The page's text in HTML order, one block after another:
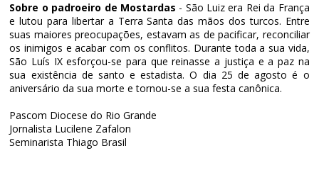
Sobre o padroeiro de Mostardas - São Luiz era Rei da França
e lutou para libertar a Terra Santa das mãos dos turcos. Entre
suas maiores preocupações, estavam as de pacificar, reconciliar
os inimigos e acabar com os conflitos. Durante toda a sua vida,
São Luís IX esforçou-se para que reinasse a justiça e a paz na
sua existência de santo e estadista. O dia 25 de agosto é o
aniversário da sua morte e tornou-se a sua festa canônica.
Pascom Diocese do Rio Grande
Jornalista Lucilene Zafalon
Seminarista Thiago Brasil